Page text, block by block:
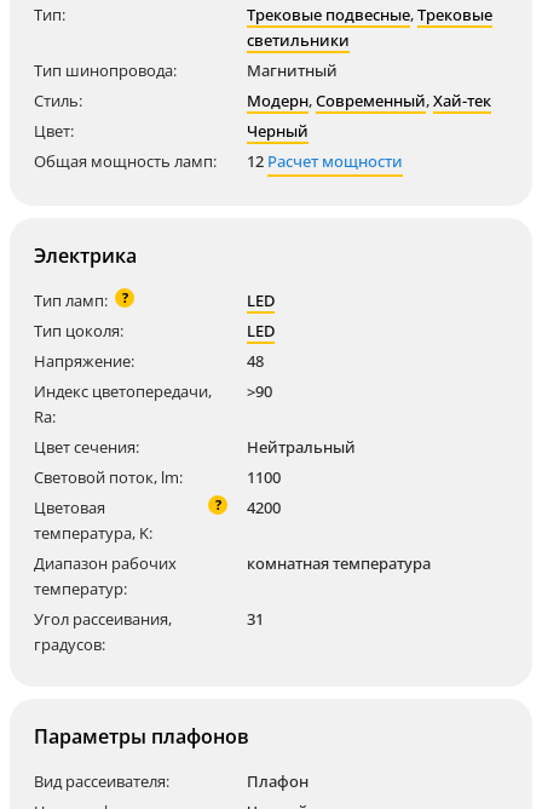
Тип:
Трековые подвесные,Трековые
светильники
Тип шинопровода:
Магнитный
Стиль:
Модерн,Современный,Хай-тек
Цвет:
Черный
Общая мощность ламп:
12 Расчет мощности
Электрика
Тип ламп: ?
LED
Тип цоколя:
LED
Напряжение:
48
Индекс цветопередачи,
Ra:
>90
Цвет сечения:
Нейтральный
Световой поток, lm:
1100
Цветовая
температура, K:
? 4200
Диапазон рабочих
температур:
комнатная температура
Угол рассеивания,
градусов:
31
Параметры плафонов
Вид рассеивателя:
Плафон